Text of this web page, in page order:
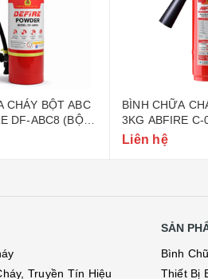
CHÁY BỘT ABC
DF-ABC8 (BỘ
BÌNH CHỮA
3KG ABFIRE C-
CÔNG AN)
Liên hệ
Truyền Tín Hiệu
SẢN
Bình
Thiết Bị